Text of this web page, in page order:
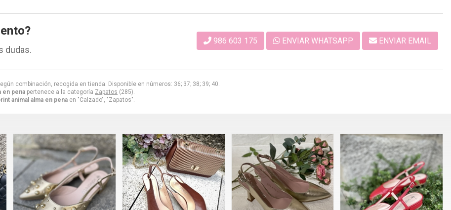
combinación, recogida en tienda. Disponible en números: 36; 37; 38; 39; 40.
en pena pertenece a la categoría Zapatos (285).
animal alma en pena en "Calzado", "Zapatos".
dudas.
986 603 175 ENVIAR WHATSAPP ENVIAR EMAIL